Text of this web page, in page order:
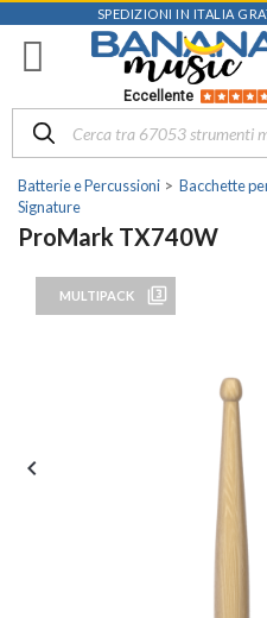
SPEDIZIONI IN ITALIA
Eccellente
Batterie e Percussioni Bacchette
Signature
ProMark TX740W
MULTIPACK filter_3
